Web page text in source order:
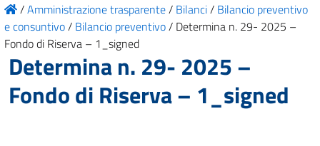
/Amministrazione trasparente/ Bilanci/ Bilancio preventivo
e consuntivo/ Bilancio preventivo/ Determina n. 29- 2025 –
Fondo di Riserva – 1_signed
Determina n. 29- 2025 –
Fondo di Riserva – 1_signed